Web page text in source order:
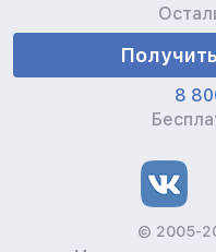
8
© 2005-